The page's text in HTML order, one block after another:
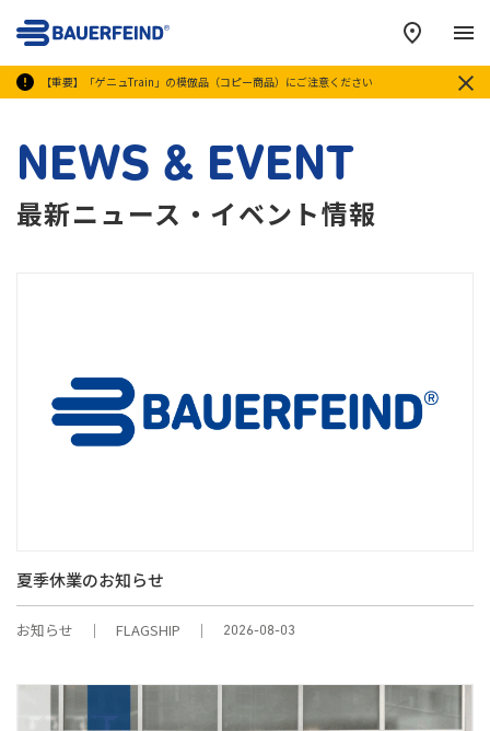
【重要】「ゲニュTrain」の模倣品（コピー商品）にご注意ください
メ
NEWS & EVENT
最新ニュース・イベント情報
夏季休業のお知らせ
お知らせ FLAGSHIP 2026-08-03